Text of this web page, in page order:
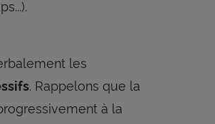
les
. Rappelons que la
à la